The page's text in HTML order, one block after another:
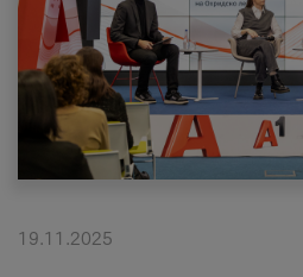
Приватни Деловни
Поддршка
Надополни кредит
19.11.2025